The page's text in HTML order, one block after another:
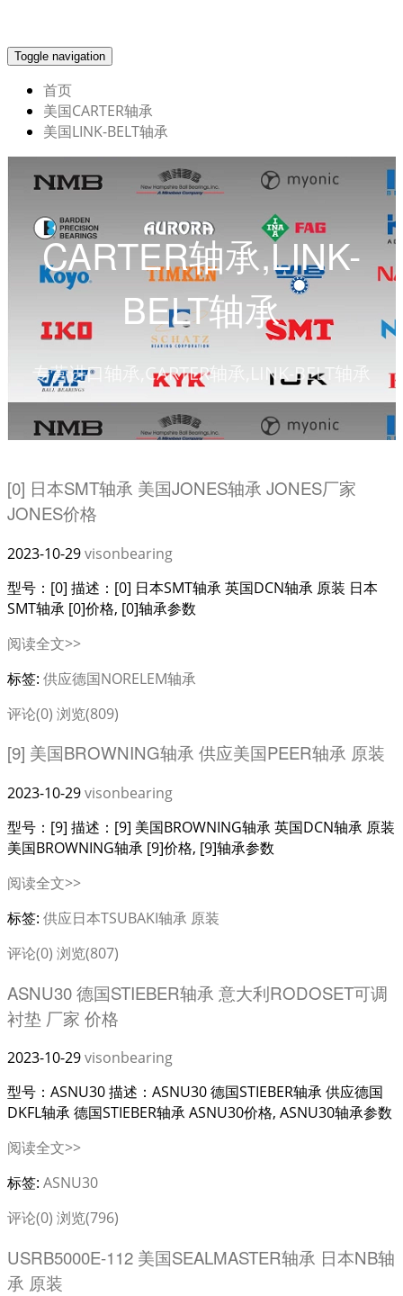
Toggle navigation
首页
美国CARTER轴承
美国LINK-BELT轴承
CARTER轴承,LINK-
BELT轴承
专营进口轴承,CARTER轴承,LINK-BELT轴承
[0] 日本SMT轴承 美国JONES轴承 JONES厂家
JONES价格
2023-10-29visonbearing
型号：[0] 描述：[0] 日本SMT轴承 英国DCN轴承 原装 日本
SMT轴承 [0]价格, [0]轴承参数
阅读全文>>
标签: 供应德国NORELEM轴承
评论(0) 浏览(809)
[9] 美国BROWNING轴承 供应美国PEER轴承 原装
2023-10-29visonbearing
型号：[9] 描述：[9] 美国BROWNING轴承 英国DCN轴承 原装
美国BROWNING轴承 [9]价格, [9]轴承参数
阅读全文>>
标签: 供应日本TSUBAKI轴承 原装
评论(0) 浏览(807)
ASNU30 德国STIEBER轴承 意大利RODOSET可调
衬垫 厂家 价格
2023-10-29visonbearing
型号：ASNU30 描述：ASNU30 德国STIEBER轴承 供应德国
DKFL轴承 德国STIEBER轴承 ASNU30价格, ASNU30轴承参数
阅读全文>>
标签: ASNU30
评论(0) 浏览(796)
USRB5000E-112 美国SEALMASTER轴承 日本NB轴
承 原装